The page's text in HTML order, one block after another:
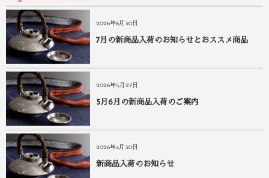
2026年6月30日
7月の新商品入荷のお知らせとおススメ商品
2026年5月27日
5月6月の新商品入荷のご案内
2026年4月30日
新商品入荷のお知らせ